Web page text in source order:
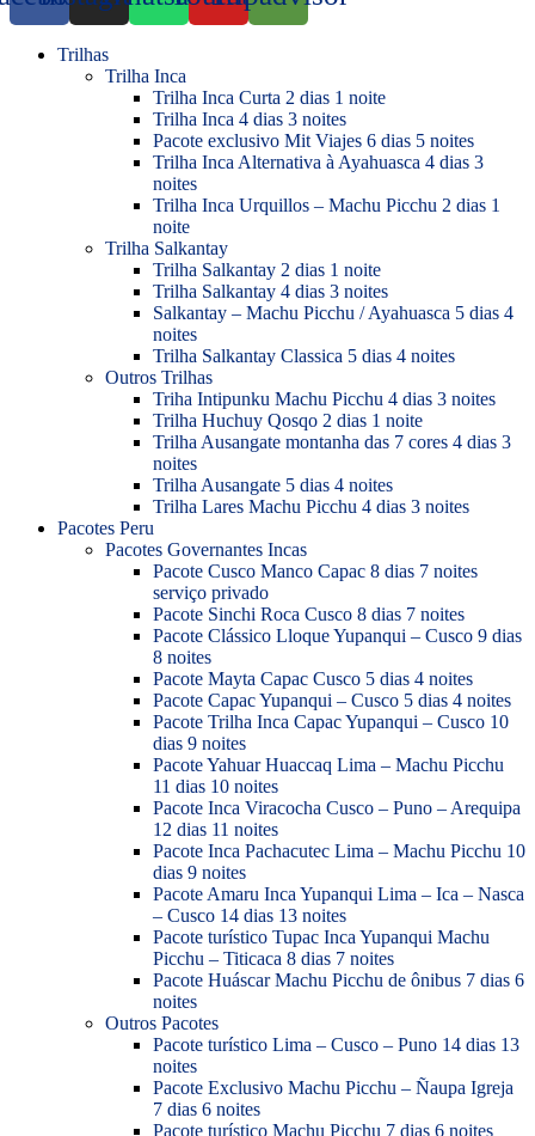
Trilhas
Trilha Inca
Trilha Inca Curta 2 dias 1 noite
Trilha Inca 4 dias 3 noites
Pacote exclusivo Mit Viajes 6 dias 5 noites
Trilha Inca Alternativa à Ayahuasca 4 dias 3
noites
Trilha Inca Urquillos – Machu Picchu 2 dias 1
noite
Trilha Salkantay
Trilha Salkantay 2 dias 1 noite
Trilha Salkantay 4 dias 3 noites
Salkantay – Machu Picchu / Ayahuasca 5 dias 4
noites
Trilha Salkantay Classica 5 dias 4 noites
Outros Trilhas
Triha Intipunku Machu Picchu 4 dias 3 noites
Trilha Huchuy Qosqo 2 dias 1 noite
Trilha Ausangate montanha das 7 cores 4 dias 3
noites
Trilha Ausangate 5 dias 4 noites
Trilha Lares Machu Picchu 4 dias 3 noites
Pacotes Peru
Pacotes Governantes Incas
Pacote Cusco Manco Capac 8 dias 7 noites
serviço privado
Pacote Sinchi Roca Cusco 8 dias 7 noites
Pacote Clássico Lloque Yupanqui – Cusco 9 dias
8 noites
Pacote Mayta Capac Cusco 5 dias 4 noites
Pacote Capac Yupanqui – Cusco 5 dias 4 noites
Pacote Trilha Inca Capac Yupanqui – Cusco 10
dias 9 noites
Pacote Yahuar Huaccaq Lima – Machu Picchu
11 dias 10 noites
Pacote Inca Viracocha Cusco – Puno – Arequipa
12 dias 11 noites
Pacote Inca Pachacutec Lima – Machu Picchu 10
dias 9 noites
Pacote Amaru Inca Yupanqui Lima – Ica – Nasca
– Cusco 14 dias 13 noites
Pacote turístico Tupac Inca Yupanqui Machu
Picchu – Titicaca 8 dias 7 noites
Pacote Huáscar Machu Picchu de ônibus 7 dias 6
noites
Outros Pacotes
Pacote turístico Lima – Cusco – Puno 14 dias 13
noites
Pacote Exclusivo Machu Picchu – Ñaupa Igreja
7 dias 6 noites
Pacote turístico Machu Picchu 7 dias 6 noites